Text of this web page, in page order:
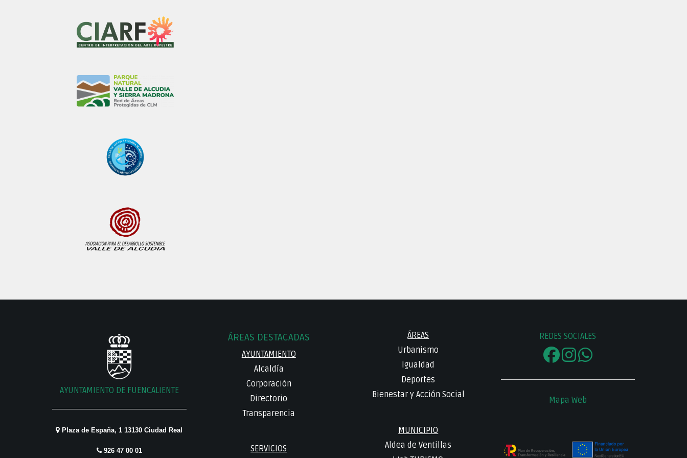
AYUNTAMIENTO DE FUENCALIENTE
Plaza de España, 1 13130 Ciudad Real
926 47 00 01
ÁREAS DESTACADAS
AYUNTAMIENTO
Alcaldía
Corporación
Directorio
Transparencia
SERVICIOS
ÁREAS
Urbanismo
Igualdad
Deportes
Bienestar y Acción Social
MUNICIPIO
Aldea de Ventillas
REDES SOCIALES
Mapa Web